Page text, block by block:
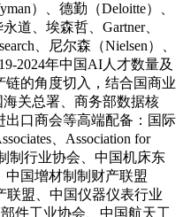
）、德勤（Deloitte）、
道、埃森哲、Gartner、
、尼尔森（Nielsen）、
2024年中国AI人才数量及
的角度切入，结合国商业
关总署、商务部数据核
口商会等高端配备：国际
、Association for
制行业协会、中国机床东
中国增材制制财产联盟
联盟、中国仪器仪表行业
件工业协会、中国航天工